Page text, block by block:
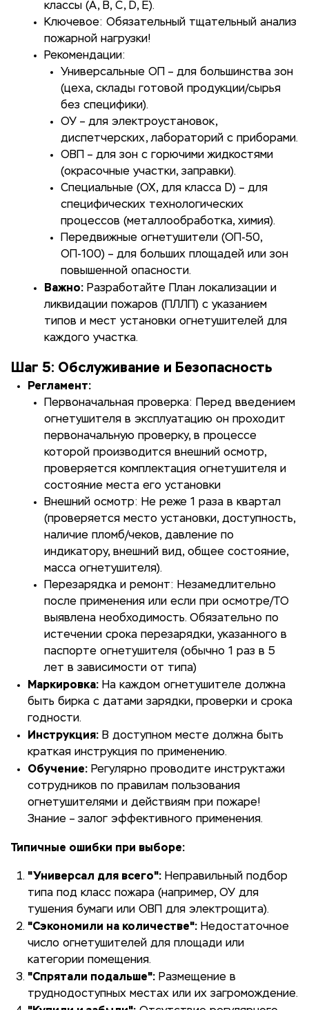
классы (A, B, C, D, E).
Ключевое: Обязательный тщательный анализ
пожарной нагрузки!
Рекомендации:
Универсальные ОП – для большинства зон
(цеха, склады готовой продукции/сырья
без специфики).
ОУ – для электроустановок,
диспетчерских, лабораторий с приборами.
ОВП – для зон с горючими жидкостями
(окрасочные участки, заправки).
Специальные (ОХ, для класса D) – для
специфических технологических
процессов (металлообработка, химия).
Передвижные огнетушители (ОП-50,
ОП-100) – для больших площадей или зон
повышенной опасности.
Важно: Разработайте План локализации и
ликвидации пожаров (ПЛЛП) с указанием
типов и мест установки огнетушителей для
каждого участка.
Шаг 5: Обслуживание и Безопасность
Регламент:
Первоначальная проверка: Перед введением
огнетушителя в эксплуатацию он проходит
первоначальную проверку, в процессе
которой производится внешний осмотр,
проверяется комплектация огнетушителя и
состояние места его установки
Внешний осмотр: Не реже 1 раза в квартал
(проверяется место установки, доступность,
наличие пломб/чеков, давление по
индикатору, внешний вид, общее состояние,
масса огнетушителя).
Перезарядка и ремонт: Незамедлительно
после применения или если при осмотре/ТО
выявлена необходимость. Обязательно по
истечении срока перезарядки, указанного в
паспорте огнетушителя (обычно 1 раз в 5
лет в зависимости от типа)
Маркировка: На каждом огнетушителе должна
быть бирка с датами зарядки, проверки и срока
годности.
Инструкция: В доступном месте должна быть
краткая инструкция по применению.
Обучение: Регулярно проводите инструктажи
сотрудников по правилам пользования
огнетушителями и действиям при пожаре!
Знание – залог эффективного применения.
Типичные ошибки при выборе:
"Универсал для всего": Неправильный подбор
типа под класс пожара (например, ОУ для
тушения бумаги или ОВП для электрощита).
"Сэкономили на количестве": Недостаточное
число огнетушителей для площади или
категории помещения.
"Спрятали подальше": Размещение в
труднодоступных местах или их загромождение.